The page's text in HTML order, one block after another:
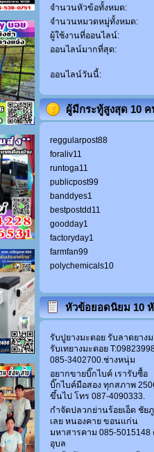
จำนวนหัวข้อทั้งหมด:
จำนวนหมวดหมู่ทั้งหมด:
ผู้ใช้งานที่ออนไลน์:
ออนไลน์มากที่สุด:
ออนไลน์วันนี้:
ผู้มีกระทู้สูงสุด 10
reggularpost88
foraliv11
runtoga11
publicpost99
banddyes1
bestpostdd11
goodday1
factoryday1
farmfan99
polychemicals10
หัวข้อยอดนิยม 10
รับปูยางมะตอย รับลาดยาง
รับเทยางมะตอย
085-3402700.ช่างหนุ่ม
อยากขายบิ๊กไบค์ เรารับซื้อ
บิ๊กไบค์มือสอง ทุกสภาพ
ขึ้นไป โทร 087-4090333.
กำจัดปลวกย่านร้อยเอ็ด ชัย
เลย หนองคาย ขอนแก่น
มหาสารคาม 085-
อุบล